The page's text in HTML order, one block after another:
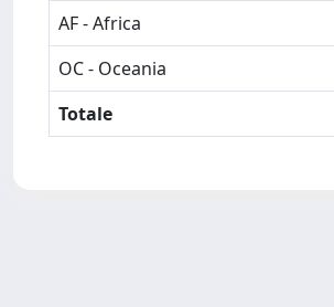
AF - Africa
OC - Oceania
Totale